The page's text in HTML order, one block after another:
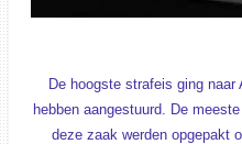
De hoogste strafeis ging
hebben aangestuurd. De
deze zaak werden opgepakt